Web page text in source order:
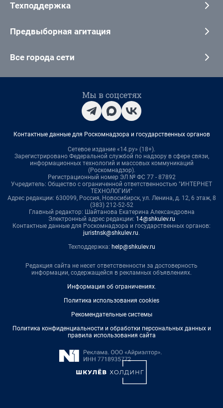
Техподдержка
Предвыборная агитация
Все города сети
Мы в соцсетях
Контактные данные для Роскомнадзора и государственных органов
Сетевое издание «14.ру» (18+).
Зарегистрировано Федеральной службой по надзору в сфере связи,
информационных технологий и массовых коммуникаций
(Роскомнадзор).
Регистрационный номер ЭЛ № ФС 77 - 87892
Учредитель: Общество с ограниченной ответственностью "ИНТЕРНЕТ
ТЕХНОЛОГИИ"
Адрес редакции: 630099, Россия, Новосибирск, ул. Ленина, д. 12, 6 этаж, 8
(383) 212-52-52
Главный редактор: Шайтанова Екатерина Александровна
Электронный адрес редакции: 14@shkulev.ru
Контактные данные для Роскомнадзора и государственных органов:
juristnsk@shkulev.ru.
Техподдержка: help@shkulev.ru
Редакция сайта не несет ответственности за достоверность
информации, содержащейся в рекламных объявлениях.
Информация об ограничениях.
Политика использования cookies
Рекомендательные системы
Политика конфиденциальности и обработки персональных данных и
правила использования сайта